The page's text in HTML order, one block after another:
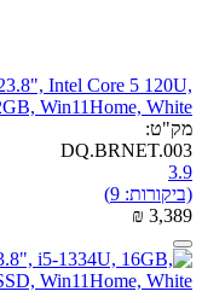
Intel Core 5 120U,
Win11Home, White
מק"ט:
DQ.BRNET.003
3.9
(ביקורות: 9)
₪ 3,389